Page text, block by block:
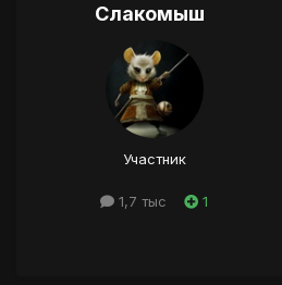
Слакомыш
Участник
1,7 тыс 1